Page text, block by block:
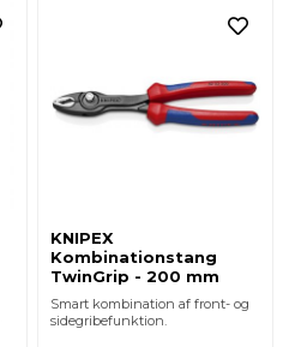
KNIPEX
Kombinationstang
TwinGrip - 200 mm
Smart kombination af front- og
sidegribefunktion.